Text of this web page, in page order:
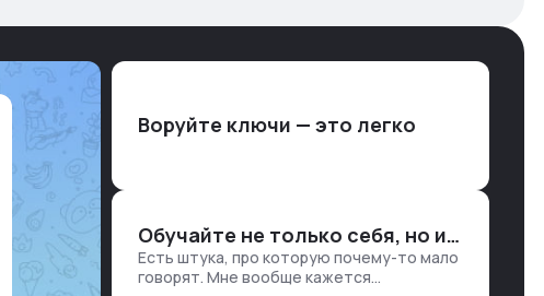
Воруйте ключи — это легко
Обучайте не только себя, но и клиентов
Есть штука, про которую почему-то мало
говорят. Мне вообще кажется